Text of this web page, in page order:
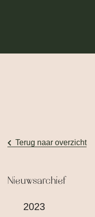
Terug naar overzicht
Nieuwsarchief
2023